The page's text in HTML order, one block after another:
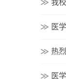
我
医
热
医